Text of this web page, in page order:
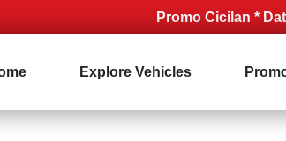
Promo Cicilan * Data
Explore Vehicles